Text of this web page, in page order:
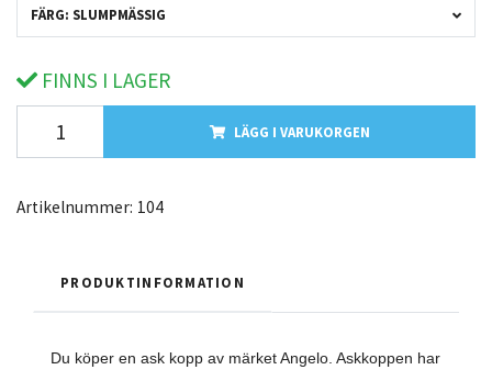
FÄRG: SLUMPMÄSSIG
FINNS I LAGER
LÄGG I VARUKORGEN
Artikelnummer: 104
PRODUKTINFORMATION
Du köper en ask kopp av märket Angelo. Askkoppen har